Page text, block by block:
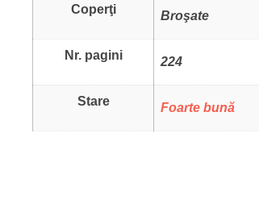
Coperţi Broşate
Nr. pagini 224
Stare Foarte bună